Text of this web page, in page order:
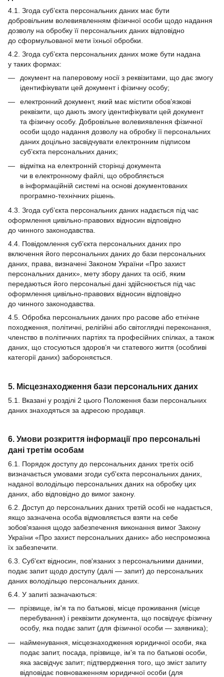
4.1. Згода суб’єкта персональних даних має бути
добровільним волевиявленням фізичної особи щодо надання
дозволу на обробку її персональних даних відповідно
до сформульованої мети їхньої обробки.
4.2. Згода суб’єкта персональних даних може бути надана
у таких формах:
документ на паперовому носії з реквізитами, що дає змогу
ідентифікувати цей документ і фізичну особу;
електронний документ, який має містити обов’язкові
реквізити, що дають змогу ідентифікувати цей документ
та фізичну особу. Добровільне волевиявлення фізичної
особи щодо надання дозволу на обробку її персональних
даних доцільно засвідчувати електронним підписом
суб’єкта персональних даних;
відмітка на електронній сторінці документа
чи в електронному файлі, що обробляється
в інформаційній системі на основі документованих
програмно-технічних рішень.
4.3. Згода суб’єкта персональних даних надається під час
оформлення цивільно-правових відносин відповідно
до чинного законодавства.
4.4. Повідомлення суб’єкта персональних даних про
включення його персональних даних до бази персональних
даних, права, визначені Законом України «Про захист
персональних даних», мету збору даних та осіб, яким
передаються його персональні дані здійснюється під час
оформлення цивільно-правових відносин відповідно
до чинного законодавства.
4.5. Обробка персональних даних про расове або етнічне
походження, політичні, релігійні або світоглядні переконання,
членство в політичних партіях та професійних спілках, а також
даних, що стосуються здоров’я чи статевого життя (особливі
категорії даних) забороняється.
5. Місцезнаходження бази персональних даних
5.1. Вказані у розділі 2 цього Положення бази персональних
даних знаходяться за адресою продавця.
6. Умови розкриття інформації про персональні
дані третім особам
6.1. Порядок доступу до персональних даних третіх осіб
визначається умовами згоди суб'єкта персональних даних,
наданої володільцю персональних даних на обробку цих
даних, або відповідно до вимог закону.
6.2. Доступ до персональних даних третій особі не надається,
якщо зазначена особа відмовляється взяти на себе
зобов'язання щодо забезпечення виконання вимог Закону
України «Про захист персональних даних» або неспроможна
їх забезпечити.
6.3. Суб'єкт відносин, пов'язаних з персональними даними,
подає запит щодо доступу (далі — запит) до персональних
даних володільцю персональних даних.
6.4. У запиті зазначаються:
прізвище, ім'я та по батькові, місце проживання (місце
перебування) і реквізити документа, що посвідчує фізичну
особу, яка подає запит (для фізичної особи — заявника);
найменування, місцезнаходження юридичної особи, яка
подає запит, посада, прізвище, ім'я та по батькові особи,
яка засвідчує запит; підтвердження того, що зміст запиту
відповідає повноваженням юридичної особи (для